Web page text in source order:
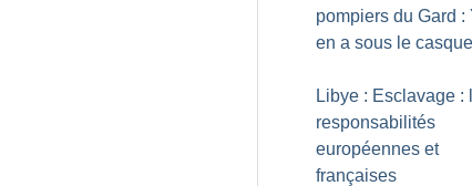
pompiers du Gard :
en a sous le casque
Libye : Esclavage :
responsabilités
européennes et
françaises